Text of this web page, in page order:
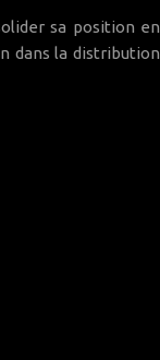
sa position en
dans la distribution